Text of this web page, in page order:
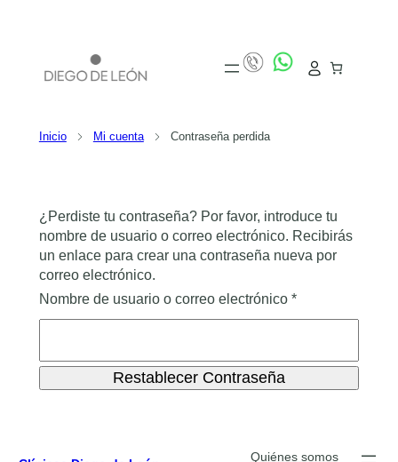
Inicio Mi cuenta Contraseña perdida
¿Perdiste tu contraseña? Por favor, introduce tu
nombre de usuario o correo electrónico. Recibirás
un enlace para crear una contraseña nueva por
correo electrónico.
Nombre de usuario o correo electrónico *Obligatorio
Restablecer Contraseña
Quiénes somos